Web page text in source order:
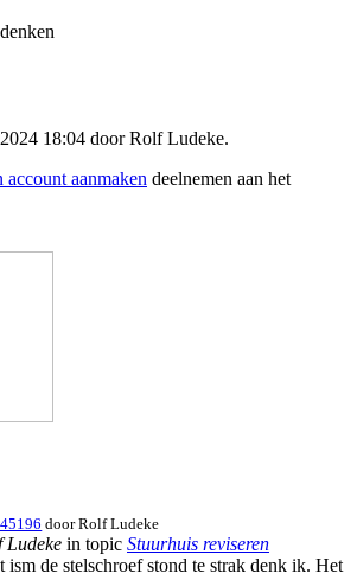
18:04 doorRolf Ludeke.
account aanmaken deelnemen aan het
doorRolf Ludeke
Ludeke in topic Stuurhuis reviseren
ism de stelschroef stond te strak denk ik. Het